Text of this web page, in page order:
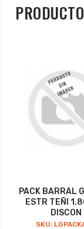
PACK BARRAL
ESTR TEÑI
DISCON
SKU: